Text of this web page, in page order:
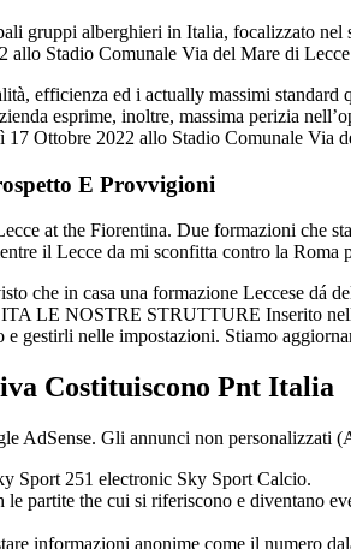
gruppi alberghieri in Italia, focalizzato nel
allo Stadio Comunale Via del Mare di
efficienza ed i actually massimi
esprime, inoltre, massima perizia
Ottobre 2022 allo Stadio Comunale Via
E Provvigioni
at the Fiorentina. Due formazioni che
il Lecce da mi sconfitta contro la Roma
che in casa una formazione Leccese
LE NOSTRE STRUTTURE Inserito
gestirli nelle impostazioni. Stiamo
Costituiscono Pnt Italia
Gli annunci non personalizzati
Sport 251 electronic Sky Sport Calcio.
partite the cui si riferiscono e diventano
informazioni anonime come il numero